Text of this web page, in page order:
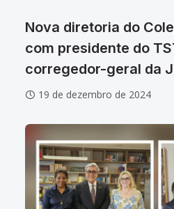
Nova diretoria do
com presidente do
corregedor-geral da
19 de dezembro de 2024